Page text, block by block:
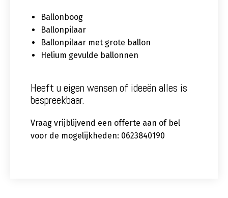
Ballonboog
Ballonpilaar
Ballonpilaar met grote ballon
Helium gevulde ballonnen
Heeft u eigen wensen of ideeën alles is
bespreekbaar.
Vraag vrijblijvend een offerte aan of bel
voor de mogelijkheden: 0623840190